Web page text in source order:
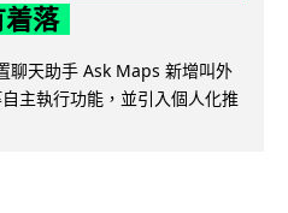
落
天助手 Ask Maps 新增叫外
主執行功能，並引入個人化推